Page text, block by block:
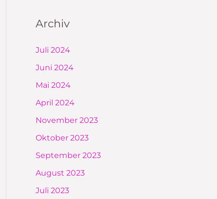
Archiv
Juli 2024
Juni 2024
Mai 2024
April 2024
November 2023
Oktober 2023
September 2023
August 2023
Juli 2023